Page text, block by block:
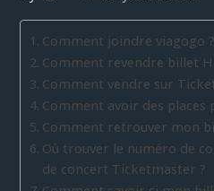
Comment joindre viagogo ?
Comment revendre billet
Comment vendre sur
Comment avoir des places
Comment retrouver mon
Où trouver le numéro de
de concert Ticketmaster ?